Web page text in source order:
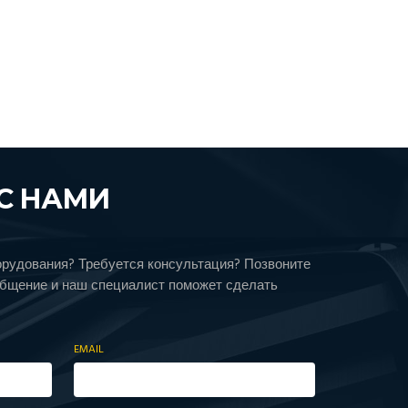
НАМИ
Требуется консультация? Позвоните
и наш специалист поможет сделать
EMAIL